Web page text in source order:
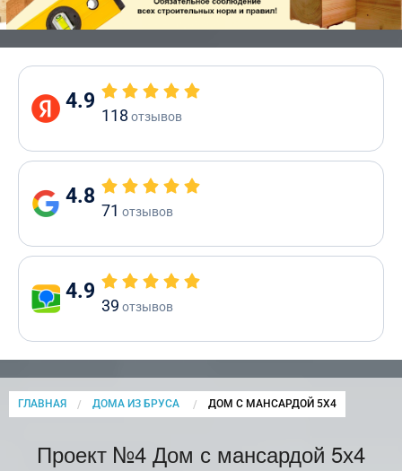
4.9
118 отзывов
4.8
71 отзывов
4.9
39 отзывов
ГЛАВНАЯ ДОМА ИЗ БРУСА CURRENT:
ДОМ С МАНСАРДОЙ 5Х4
Проект №4 Дом с мансардой 5х4